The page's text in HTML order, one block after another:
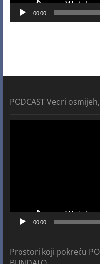
00:00
PODCAST Vedri
00:00
Prostori koji pokreću